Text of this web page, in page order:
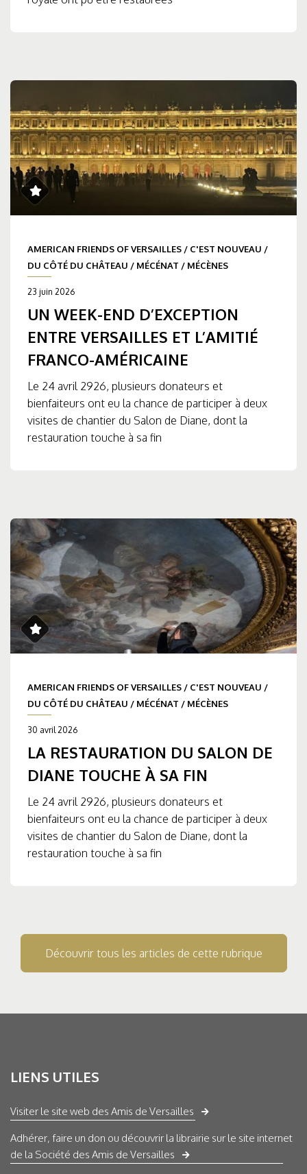
AMERICAN FRIENDS OF VERSAILLES / C'EST NOUVEAU /
DU CÔTÉ DU CHÂTEAU / MÉCÉNAT / MÉCÈNES
23 juin 2026
UN WEEK-END D’EXCEPTION
ENTRE VERSAILLES ET L’AMITIÉ
FRANCO-AMÉRICAINE
Le 24 avril 2926, plusieurs donateurs et
bienfaiteurs ont eu la chance de participer à deux
visites de chantier du Salon de Diane, dont la
restauration touche à sa fin
AMERICAN FRIENDS OF VERSAILLES / C'EST NOUVEAU /
DU CÔTÉ DU CHÂTEAU / MÉCÉNAT / MÉCÈNES
30 avril 2026
LA RESTAURATION DU SALON DE
DIANE TOUCHE À SA FIN
Le 24 avril 2926, plusieurs donateurs et
bienfaiteurs ont eu la chance de participer à deux
visites de chantier du Salon de Diane, dont la
restauration touche à sa fin
Découvrir tous les articles de cette rubrique
LIENS UTILES
Visiter le site web des Amis de Versailles
Adhérer, faire un don ou découvrir la librairie sur le site internet
de la Société des Amis de Versailles